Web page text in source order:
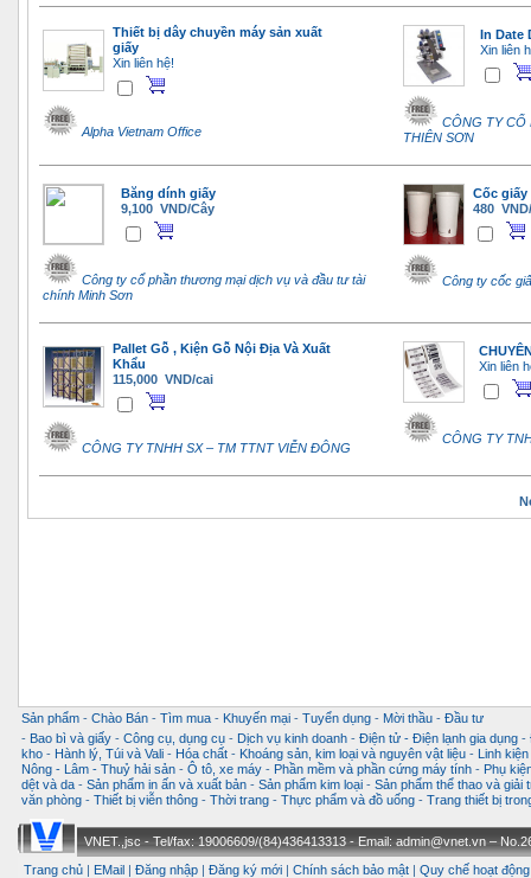
Thiết bị dây chuyền máy sản xuất
giấy
Xin liên hệ!
Alpha Vietnam Office
In Date
Xin liên
CÔNG TY CỔ
THIÊN SƠN
Băng dính giấy
9,100 VND/Cây
Công ty cổ phần thương mại dịch vụ và đầu tư tài
chính Minh Sơn
Cốc giấy
480
Công ty cốc
Pallet Gỗ , Kiện Gỗ Nội Địa Và Xuất
Khẩu
115,000 VND/cai
CÔNG TY TNHH SX – TM TTNT VIỄN ĐÔNG
Xin liên
CÔNG TY
Sản phẩm - Chào Bán - Tìm mua - Khuyến mại - Tuyển dụng - Mời thầu - Đầu tư
- Bao bì và giấy - Công cụ, dụng cụ - Dịch vụ kinh doanh - Điện tử - Điện lạnh gia dụng -
kho - Hành lý, Túi và Vali - Hóa chất - Khoáng sản, kim loại và nguyên vật liệu -
Linh
Nông - Lâm - Thuỷ hải sản - Ô tô, xe máy - Phần mềm và phần cứng máy tính - Phụ
dệt và da - Sản phẩm in ấn và xuất bản - Sản phẩm kim loại - Sản phẩm thể thao và giải
văn phòng - Thiết bị viễn thông - Thời trang - Thực phẩm và đồ uống - Trang thiết bị
VNET.,jsc - Tel/fax: 19006609/(84)436413313 - Email: admin@vnet.vn –
Trang chủ
EMail Đăng nhập Đăng ký mới Chính sách bảo mật Quy chế hoạt động